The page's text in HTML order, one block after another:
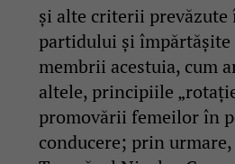
și alte criterii
partidului și împărtășite
membrii acestuia, cum
altele, principiile
promovării femeilor în
conducere; prin